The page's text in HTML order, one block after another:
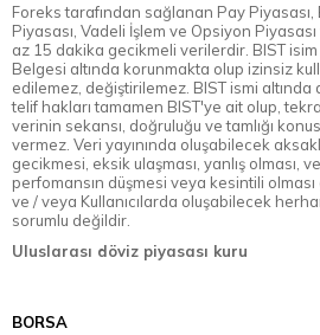
Foreks tarafından sağlanan Pay
Piyasası, Vadeli İşlem ve Opsiyon
az 15 dakika gecikmeli verilerdir. BIST
Belgesi altında korunmakta olup izinsiz
edilemez, değiştirilemez. BIST ismi altında
telif hakları tamamen BIST'ye ait olup,
verinin sekansı, doğruluğu ve tamlığı
vermez. Veri yayınında oluşabilecek
gecikmesi, eksik ulaşması, yanlış olması,
perfomansın düşmesi veya kesintili olması
ve / veya Kullanıcılarda oluşabilecek
sorumlu değildir.
Uluslarası döviz piyasası kuru
BORSA